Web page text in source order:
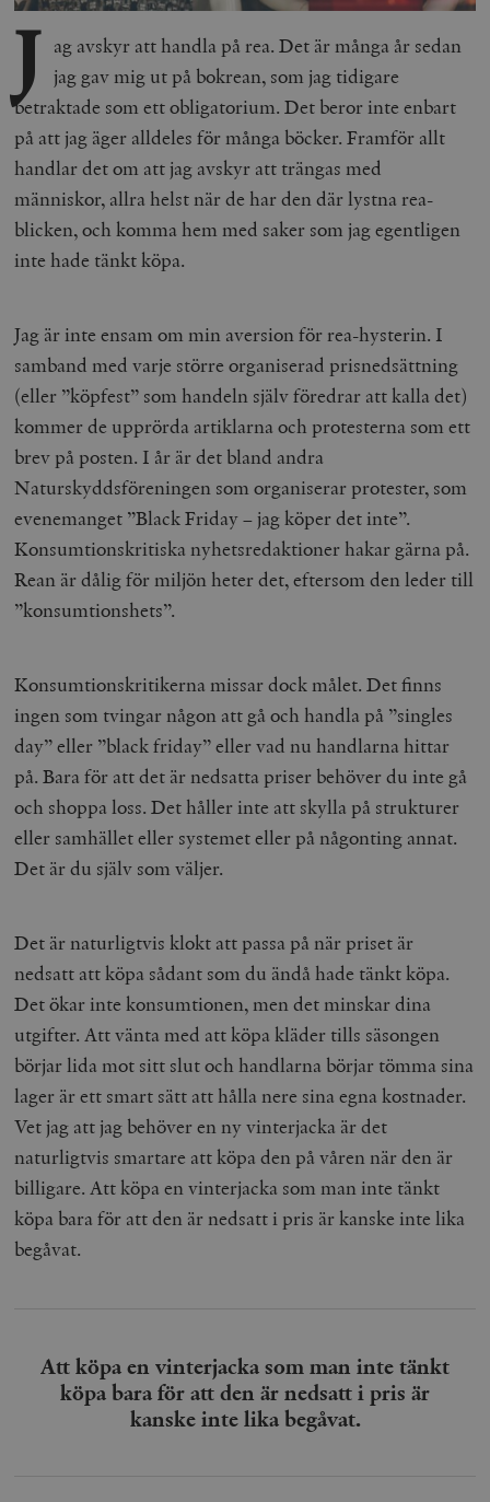
J ag avskyr att handla på rea. Det är många år sedan
jag gav mig ut på bokrean, som jag tidigare
betraktade som ett obligatorium. Det beror inte enbart
på att jag äger alldeles för många böcker. Framför allt
handlar det om att jag avskyr att trängas med
människor, allra helst när de har den där lystna rea-
blicken, och komma hem med saker som jag egentligen
inte hade tänkt köpa.
Jag är inte ensam om min aversion för rea-hysterin. I
samband med varje större organiserad prisnedsättning
(eller ”köpfest” som handeln själv föredrar att kalla det)
kommer de upprörda artiklarna och protesterna som ett
brev på posten. I år är det bland andra
Naturskyddsföreningen som organiserar protester, som
evenemanget ”Black Friday – jag köper det inte”.
Konsumtionskritiska nyhetsredaktioner hakar gärna på.
Rean är dålig för miljön heter det, eftersom den leder till
”konsumtionshets”.
Konsumtionskritikerna missar dock målet. Det finns
ingen som tvingar någon att gå och handla på ”singles
day” eller ”black friday” eller vad nu handlarna hittar
på. Bara för att det är nedsatta priser behöver du inte gå
och shoppa loss. Det håller inte att skylla på strukturer
eller samhället eller systemet eller på någonting annat.
Det är du själv som väljer.
Det är naturligtvis klokt att passa på när priset är
nedsatt att köpa sådant som du ändå hade tänkt köpa.
Det ökar inte konsumtionen, men det minskar dina
utgifter. Att vänta med att köpa kläder tills säsongen
börjar lida mot sitt slut och handlarna börjar tömma sina
lager är ett smart sätt att hålla nere sina egna kostnader.
Vet jag att jag behöver en ny vinterjacka är det
naturligtvis smartare att köpa den på våren när den är
billigare. Att köpa en vinterjacka som man inte tänkt
köpa bara för att den är nedsatt i pris är kanske inte lika
begåvat.
Att köpa en vinterjacka som man inte tänkt
köpa bara för att den är nedsatt i pris är
kanske inte lika begåvat.